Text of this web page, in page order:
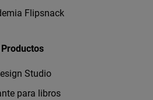
Flipsnack
Productos
Studio
para libros